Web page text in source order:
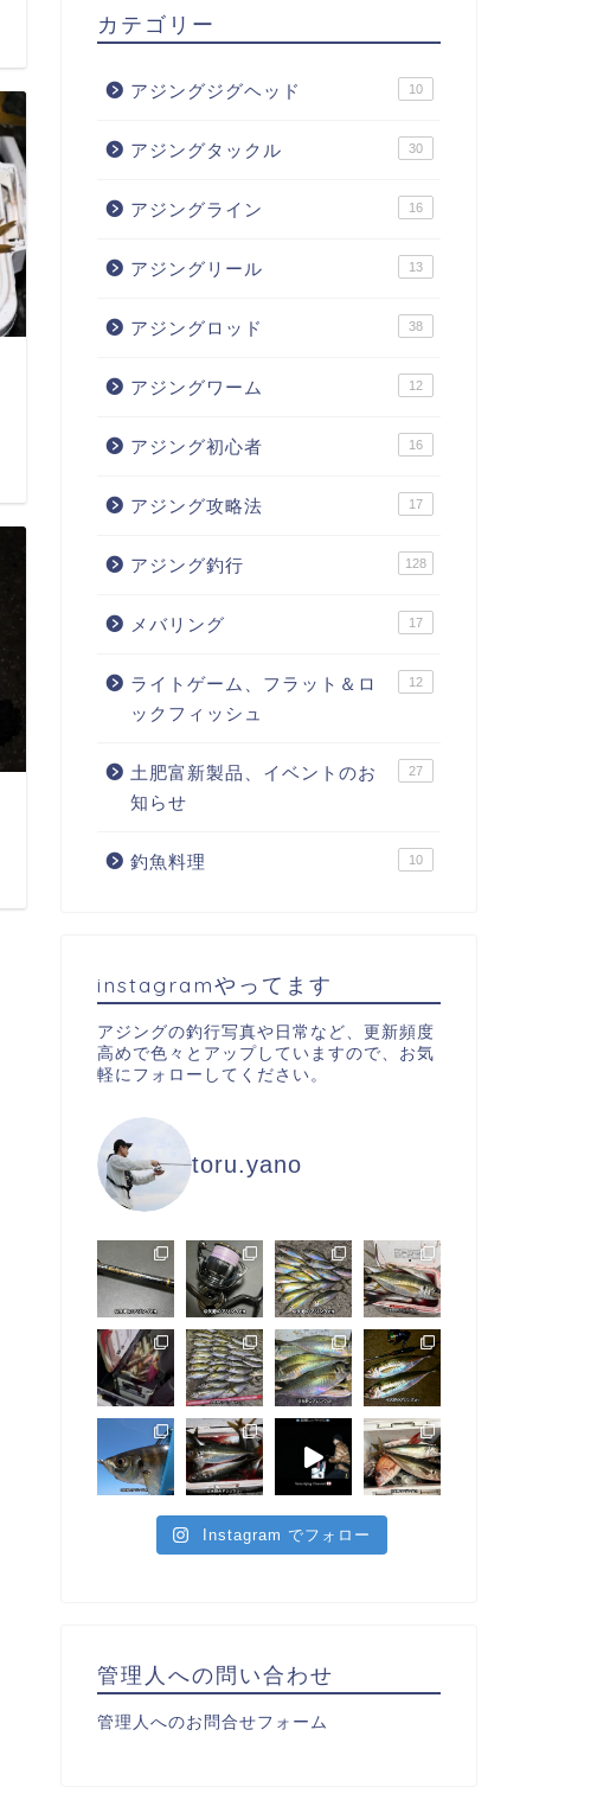
カテゴリー
アジングジグヘッド 10
アジングタックル 30
アジングライン 16
アジングリール 13
アジングロッド 38
アジングワーム 12
アジング初心者 16
アジング攻略法 17
アジング釣行 128
メバリング 17
ライトゲーム、フラット＆ロ
ックフィッシュ
12
土肥富新製品、イベントのお
知らせ
27
釣魚料理 10
instagramやってます
アジングの釣行写真や日常など、更新頻度
高めで色々とアップしていますので、お気
軽にフォローしてください。
toru.yano
Instagram でフォロー
管理人への問い合わせ
管理人へのお問合せフォーム